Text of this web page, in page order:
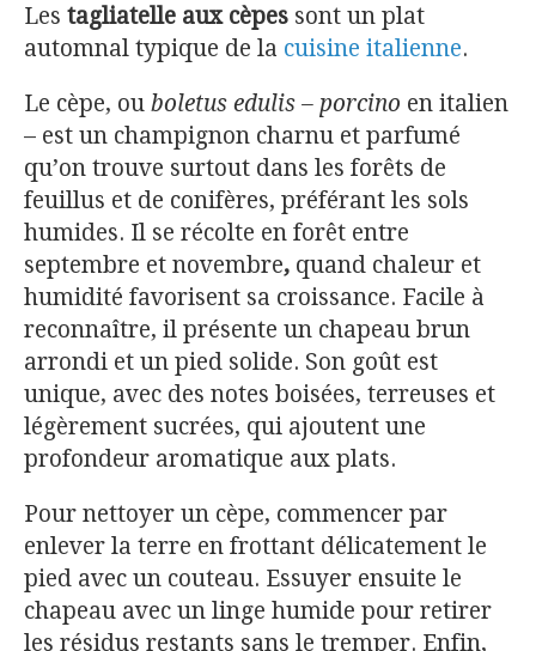
Les tagliatelle aux cèpes sont un plat
automnal typique de la cuisine italienne.
Le cèpe, ou boletus edulis – porcino en italien
– est un champignon charnu et parfumé
qu’on trouve surtout dans les forêts de
feuillus et de conifères, préférant les sols
humides. Il se récolte en forêt entre
septembre et novembre, quand chaleur et
humidité favorisent sa croissance. Facile à
reconnaître, il présente un chapeau brun
arrondi et un pied solide. Son goût est
unique, avec des notes boisées, terreuses et
légèrement sucrées, qui ajoutent une
profondeur aromatique aux plats.
Pour nettoyer un cèpe, commencer par
enlever la terre en frottant délicatement le
pied avec un couteau. Essuyer ensuite le
chapeau avec un linge humide pour retirer
les résidus restants sans le tremper. Enfin,